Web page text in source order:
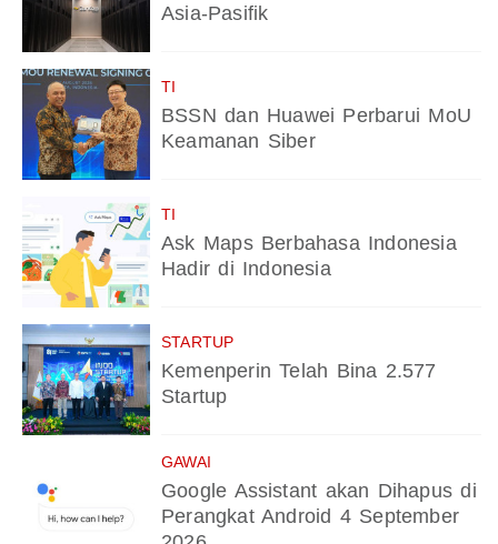
Asia-Pasifik
TI
BSSN dan Huawei Perbarui MoU
Keamanan Siber
TI
Ask Maps Berbahasa Indonesia
Hadir di Indonesia
STARTUP
Kemenperin Telah Bina 2.577
Startup
GAWAI
Google Assistant akan Dihapus di
Perangkat Android 4 September